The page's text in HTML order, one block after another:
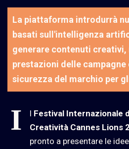
La piattaforma introdurrà
basati sull'intelligenza
generare contenuti
prestazioni delle campagne
sicurezza del marchio per
I l Festival Internazionale
Creatività Cannes Lions
pronto a presentare le